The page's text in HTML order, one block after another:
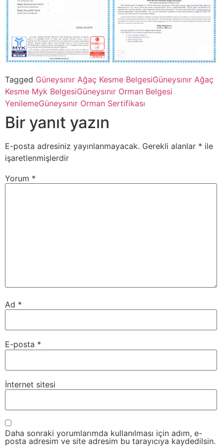
Tagged Güneysınır Ağaç Kesme BelgesiGüneysınır Ağaç
Kesme Myk BelgesiGüneysınır Orman Belgesi
YenilemeGüneysınır Orman Sertifikası
Bir yanıt yazın
E-posta adresiniz yayınlanmayacak. Gerekli alanlar * ile
işaretlenmişlerdir
Yorum *
Ad *
E-posta *
İnternet sitesi
Daha sonraki yorumlarımda kullanılması için adım, e-
posta adresim ve site adresim bu tarayıcıya kaydedilsin.